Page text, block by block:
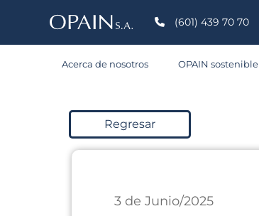
(601) 439 70 70
Acerca de nosotros OPAIN sostenible
Regresar
3 de Junio/2025